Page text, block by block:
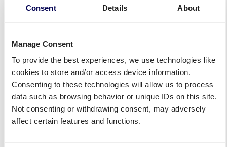
Consent Details About
Manage Consent
To provide the best experiences, we use technologies like
cookies to store and/or access device information.
Consenting to these technologies will allow us to process
data such as browsing behavior or unique IDs on this site.
Not consenting or withdrawing consent, may adversely
affect certain features and functions.
Interlogic Frankreich
Interlogic
Alle Services entdecken
• Ihr One-Stop-Shop für Güterverkehr